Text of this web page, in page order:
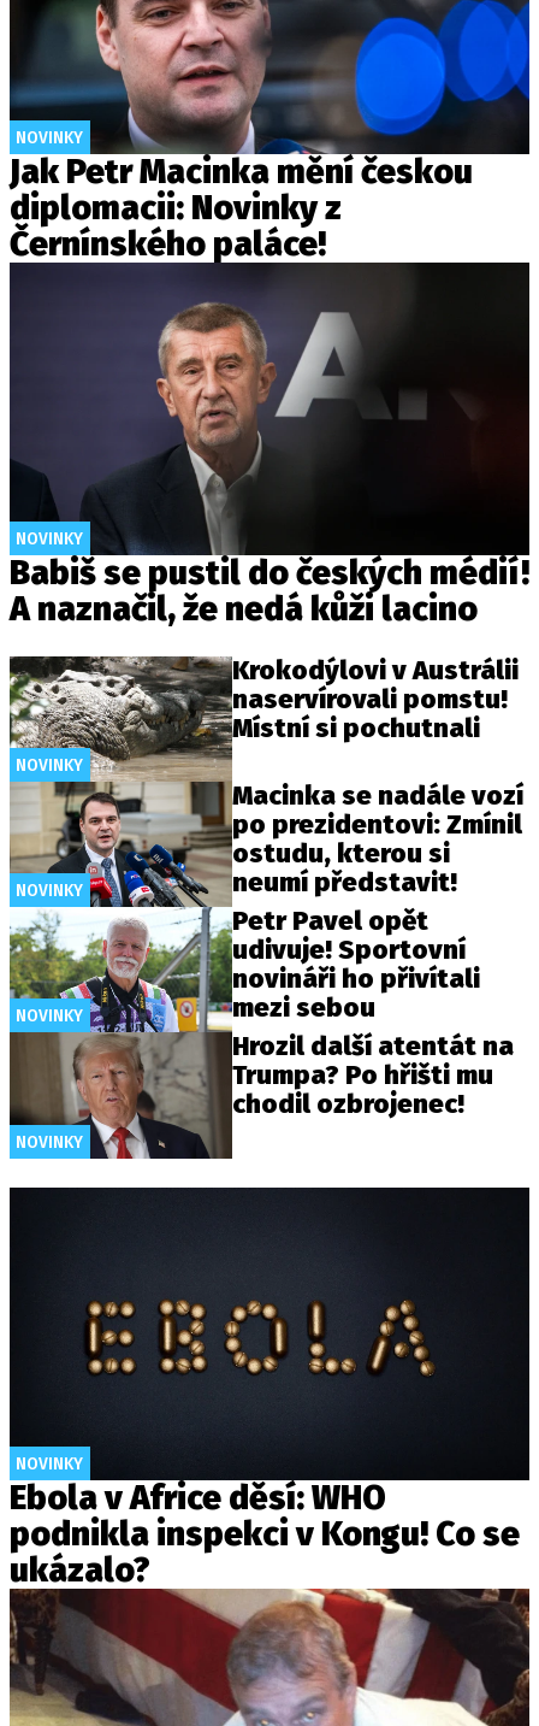
NOVINKY
Jak Petr Macinka mění českou
diplomacii: Novinky z
Černínského paláce!
NOVINKY
Babiš se pustil do českých médií!
A naznačil, že nedá kůži lacino
NOVINKY
Krokodýlovi v Austrálii
naservírovali pomstu!
Místní si pochutnali
NOVINKY
Macinka se nadále vozí
po prezidentovi: Zmínil
ostudu, kterou si
neumí představit!
NOVINKY
Petr Pavel opět
udivuje! Sportovní
novináři ho přivítali
mezi sebou
NOVINKY
Hrozil další atentát na
Trumpa? Po hřišti mu
chodil ozbrojenec!
NOVINKY
Ebola v Africe děsí: WHO
podnikla inspekci v Kongu! Co se
ukázalo?